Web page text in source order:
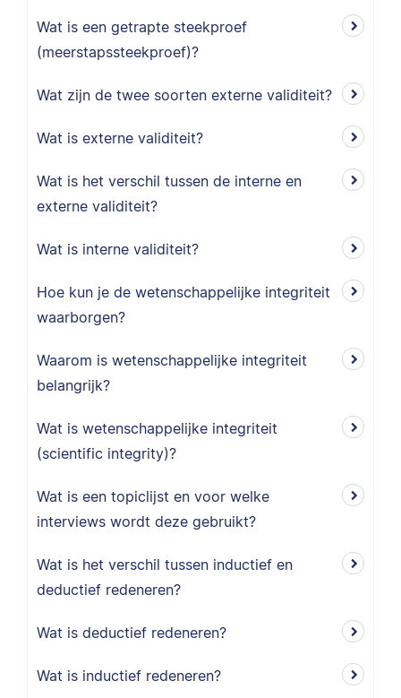
Wat is een getrapte steekproef
(meerstapssteekproef)?
Wat zijn de twee soorten externe validiteit?
Wat is externe validiteit?
Wat is het verschil tussen de interne en
externe validiteit?
Wat is interne validiteit?
Hoe kun je de wetenschappelijke integriteit
waarborgen?
Waarom is wetenschappelijke integriteit
belangrijk?
Wat is wetenschappelijke integriteit
(scientific integrity)?
Wat is een topiclijst en voor welke
interviews wordt deze gebruikt?
Wat is het verschil tussen inductief en
deductief redeneren?
Wat is deductief redeneren?
Wat is inductief redeneren?